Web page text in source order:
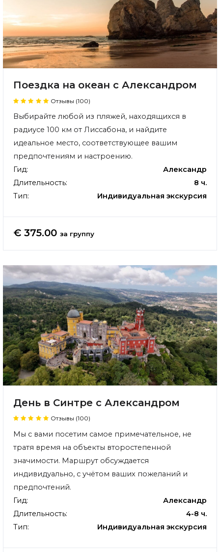
Поездка на океан с Александром
Отзывы (100)
Выбирайте любой из пляжей, находящихся в
радиусе 100 км от Лиссабона, и найдите
идеальное место, соответствующее вашим
предпочтениям и настроению.
Гид:
Александр
Длительность:
8 ч.
Тип:
Индивидуальная экскурсия
€ 375.00 за группу
День в Синтре с Александром
Отзывы (100)
Мы с вами посетим самое примечательное, не
тратя время на объекты второстепенной
значимости. Маршрут обсуждается
индивидуально, с учётом ваших пожеланий и
предпочтений.
Гид:
Александр
Длительность:
4-8 ч.
Тип:
Индивидуальная экскурсия